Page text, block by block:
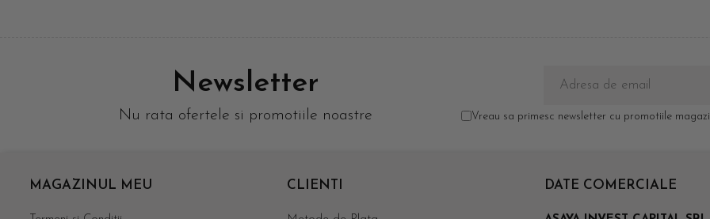
Newsletter
Nu rata ofertele si promotiile noastre Vreau sa primesc newsletter cu promotiile
MAGAZINUL MEU CLIENTI DATE COMERCIALE